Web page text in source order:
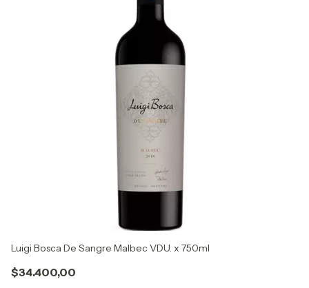
Luigi Bosca De Sangre Malbec VDU. x 750ml
$34.400,00